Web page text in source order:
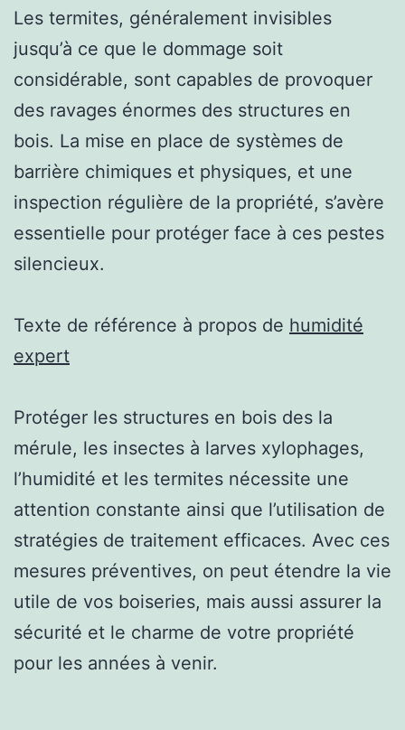
Les termites, généralement invisibles
jusqu’à ce que le dommage soit
considérable, sont capables de provoquer
des ravages énormes des structures en
bois. La mise en place de systèmes de
barrière chimiques et physiques, et une
inspection régulière de la propriété, s’avère
essentielle pour protéger face à ces pestes
silencieux.
Texte de référence à propos de humidité
expert
Protéger les structures en bois des la
mérule, les insectes à larves xylophages,
l’humidité et les termites nécessite une
attention constante ainsi que l’utilisation de
stratégies de traitement efficaces. Avec ces
mesures préventives, on peut étendre la vie
utile de vos boiseries, mais aussi assurer la
sécurité et le charme de votre propriété
pour les années à venir.